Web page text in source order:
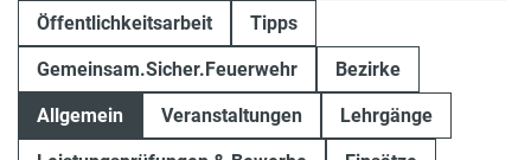
Öffentlichkeitsarbeit Tipps
Gemeinsam.Sicher.Feuerwehr Bezirke
Allgemein Veranstaltungen Lehrgänge